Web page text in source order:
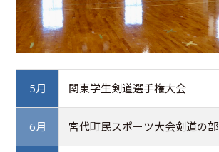
5月 関東学生剣道選手権大会
6月 宮代町民スポーツ大会剣道の部